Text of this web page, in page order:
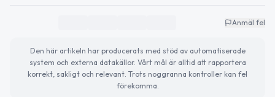
Anmäl fel
Den här artikeln har producerats med stöd av automatiserade
system och externa datakällor. Vårt mål är alltid att rapportera
korrekt, sakligt och relevant. Trots noggranna kontroller kan fel
förekomma.